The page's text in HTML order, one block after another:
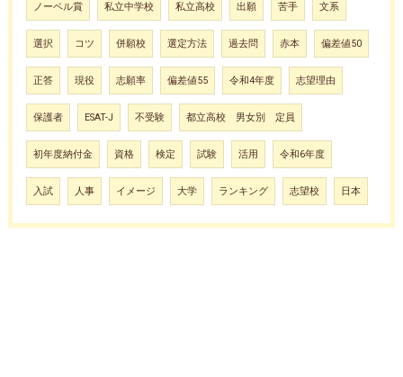
ノーベル賞 私立中学校 私立高校 出願 苦手 文系
選択 コツ 併願校 選定方法 過去問 赤本 偏差値50
正答 現役 志願率 偏差値55 令和4年度 志望理由
保護者 ESAT-J 不受験 都立高校 男女別 定員
初年度納付金 資格 検定 試験 活用 令和6年度
入試 人事 イメージ 大学 ランキング 志望校 日本